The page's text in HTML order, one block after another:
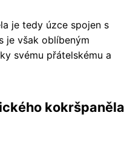
je tedy úzce spojen s
je však oblíbeným
svému přátelskému a
kokršpaněla